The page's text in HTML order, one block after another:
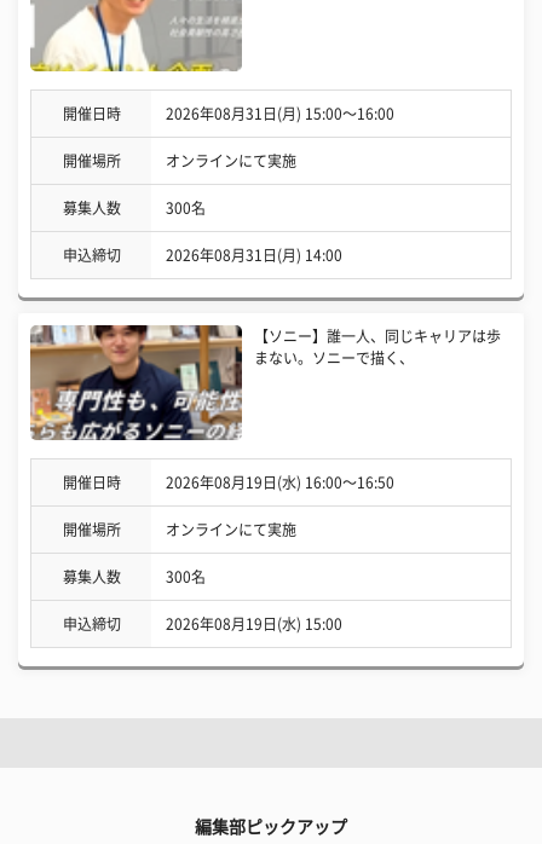
開催日時 2026年08月31日(月) 15:00〜16:00
開催場所 オンラインにて実施
募集人数 300名
申込締切 2026年08月31日(月) 14:00
【ソニー】誰一人、同じキャリアは歩
まない。ソニーで描く、
開催日時 2026年08月19日(水) 16:00〜16:50
開催場所 オンラインにて実施
募集人数 300名
申込締切 2026年08月19日(水) 15:00
編集部ピックアップ